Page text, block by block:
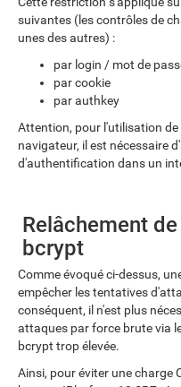
suivantes (les contrôles de
unes des autres) :
par login / mot de
par cookie
par authkey
Attention, pour l'utilisation
navigateur, il est nécessaire
d'authentification dans un
Relâchement
bcrypt
Comme évoqué ci-dessus,
empêcher les tentatives
conséquent, il n'est plus
attaques par force brute via
bcrypt trop élevée.
Ainsi, pour éviter une charge